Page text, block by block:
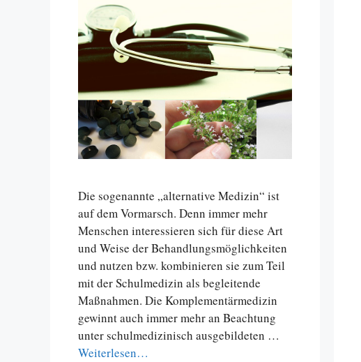
Die sogenannte „alternative Medizin“ ist
auf dem Vormarsch. Denn immer mehr
Menschen interessieren sich für diese Art
und Weise der Behandlungsmöglichkeiten
und nutzen bzw. kombinieren sie zum Teil
mit der Schulmedizin als begleitende
Maßnahmen. Die Komplementärmedizin
gewinnt auch immer mehr an Beachtung
unter schulmedizinisch ausgebildeten …
Weiterlesen…